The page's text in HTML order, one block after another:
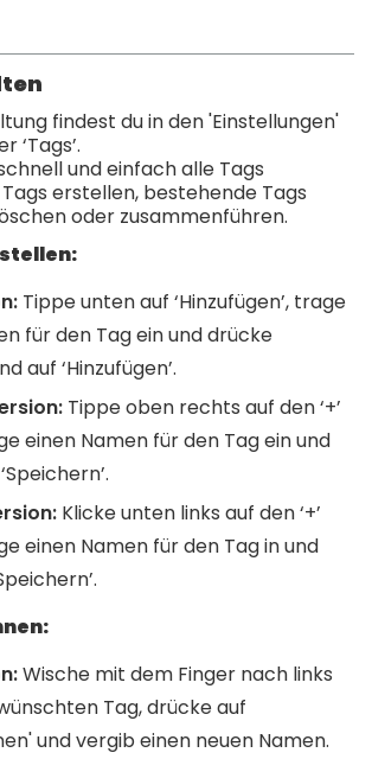
findest du in den 'Einstellungen'
‘Tags’.
und einfach alle Tags
erstellen, bestehende Tags
oder zusammenführen.
Tippe unten auf ‘Hinzufügen’, trage
für den Tag ein und drücke
auf ‘Hinzufügen’.
Tippe oben rechts auf den ‘+’
einen Namen für den Tag ein und
Klicke unten links auf den ‘+’
einen Namen für den Tag in und
Wische mit dem Finger nach links
Tag, drücke auf
und vergib einen neuen Namen.